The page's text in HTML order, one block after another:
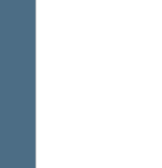
feltételezők aránya.